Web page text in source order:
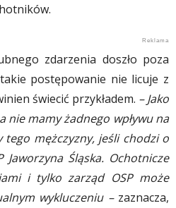
zdarzenia doszło poza
postępowanie nie licuje z
świecić przykładem. – Jako
nie mamy żadnego wpływu na
tego mężczyzny, jeśli chodzi o
Śląska. Ochotnicze
i tylko zarząd OSP może
wykluczeniu –zaznacza,